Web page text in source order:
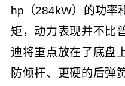
hp（284kW）的功率
矩，动力表现并不比
迪将重点放在了底盘
防倾杆、更硬的后弹